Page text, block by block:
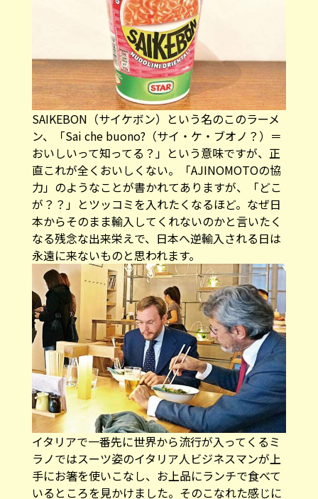
SAIKEBON（サイケボン）という名のこのラーメ
ン、「Sai che buono?（サイ・ケ・ブオノ？）＝
おいしいって知ってる？」という意味ですが、正
直これが全くおいしくない。「AJINOMOTOの協
力」のようなことが書かれてありますが、「どこ
が？？」とツッコミを入れたくなるほど。なぜ日
本からそのまま輸入してくれないのかと言いたく
なる残念な出来栄えで、日本へ逆輸入される日は
永遠に来ないものと思われます。
イタリアで一番先に世界から流行が入ってくるミ
ラノではスーツ姿のイタリア人ビジネスマンが上
手にお箸を使いこなし、お上品にランチで食べて
いるところを見かけました。そのこなれた感じに